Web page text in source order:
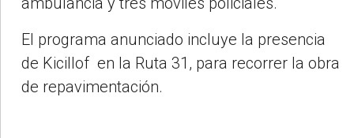
El programa anunciado incluye la presencia
de Kicillof en la Ruta 31, para recorrer la obra
de repavimentación.